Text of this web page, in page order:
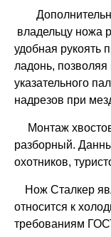
владельцу ножа
удобная рукоять
ладонь,
указательного
надрезов при
Монтаж
разборный.
охотников,
Нож Сталкер
относится к
требованиям